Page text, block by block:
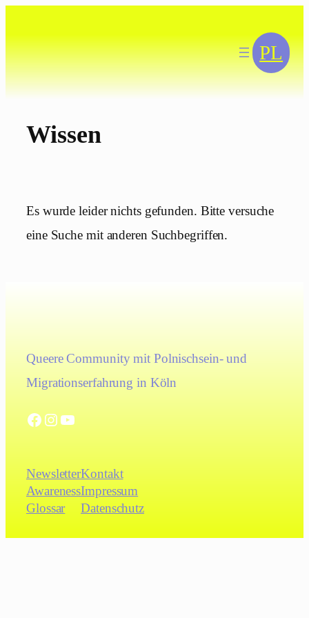
springen
PL
Wissen
Es wurde leider nichts gefunden. Bitte versuche
eine Suche mit anderen Suchbegriffen.
Queere Community mit Polnischsein- und
Migrationserfahrung in Köln
Facebook Instagram YouTube
Newsletter
Awareness
Glossar
Kontakt
Impressum
Datenschutz